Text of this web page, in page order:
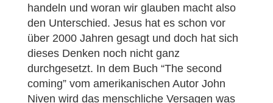
handeln und woran wir glauben macht also
den Unterschied. Jesus hat es schon vor
über 2000 Jahren gesagt und doch hat sich
dieses Denken noch nicht ganz
durchgesetzt. In dem Buch “The second
coming” vom amerikanischen Autor John
Niven wird das menschliche Versagen was